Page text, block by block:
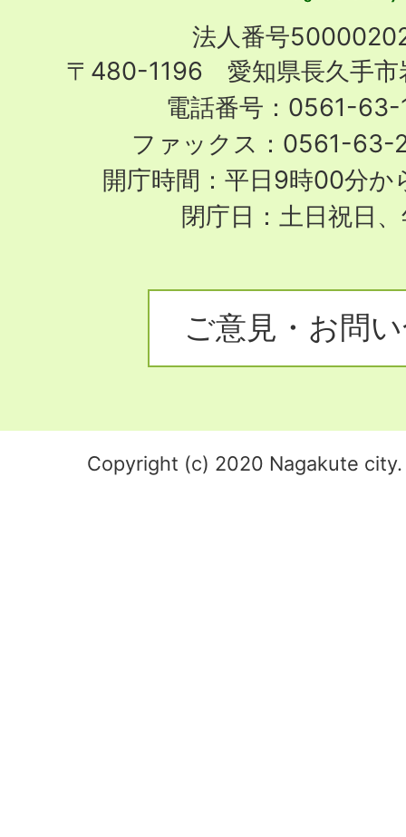
City
法人番号
〒480-1196 愛知県長久手市
電話番号：0561-63-
ファックス：0561-63-
開庁時間：平日9時00分か
閉庁日：土日祝日
ご意見・お問
Copyright (c) 2020 Nagakute